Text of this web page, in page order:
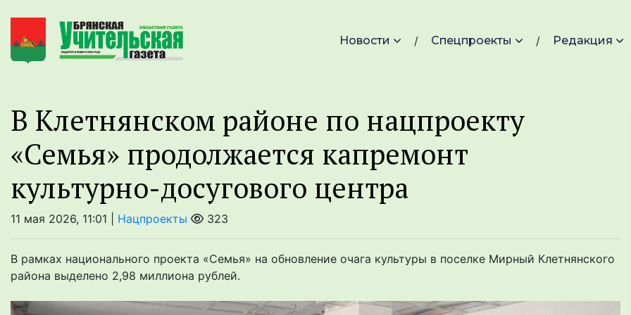
Новости Спецпроекты Редакция
В Клетнянском районе по нацпроекту
«Семья» продолжается капремонт
культурно-досугового центра
11 мая 2026, 11:01 | Нацпроекты 323
В рамках национального проекта «Семья» на обновление очага культуры в поселке Мирный Клетнянского
района выделено 2,98 миллиона рублей.